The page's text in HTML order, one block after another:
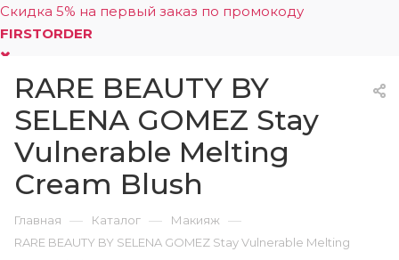
Скидка 5% на первый заказ по промокоду
FIRSTORDER
0
RARE BEAUTY BY
SELENA GOMEZ Stay
Vulnerable Melting
Cream Blush
Главная — Каталог — Макияж —
RARE BEAUTY BY SELENA GOMEZ Stay Vulnerable Melting